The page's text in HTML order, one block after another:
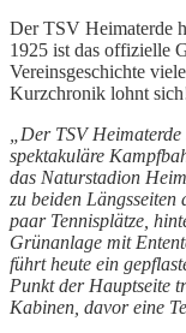
Der TSV Heimaterde
1925 ist das offizielle
Vereinsgeschichte
Kurzchronik lohnt
„Der TSV
spektakuläre
das Naturstadion
zu beiden
paar Tennisplätze,
Grünanlage mit
führt heute ein
Punkt der Hauptseite
Kabinen, davor eine